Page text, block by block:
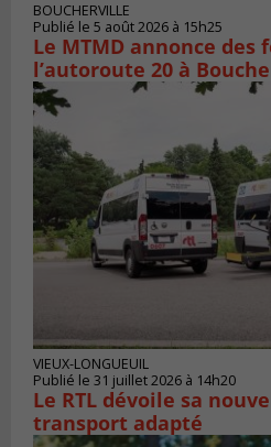
BOUCHERVILLE
Publié le 5 août 2026 à 15h25
Le MTMD annonce
l’autoroute 20 à
VIEUX-LONGUEUIL
Publié le 31 juillet 2026 à 14h20
Le RTL dévoile sa
transport adapté